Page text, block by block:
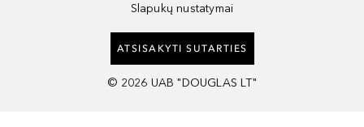
Slapukų nustatymai
ATSISAKYTI SUTARTIES
© 2026 UAB "DOUGLAS LT"